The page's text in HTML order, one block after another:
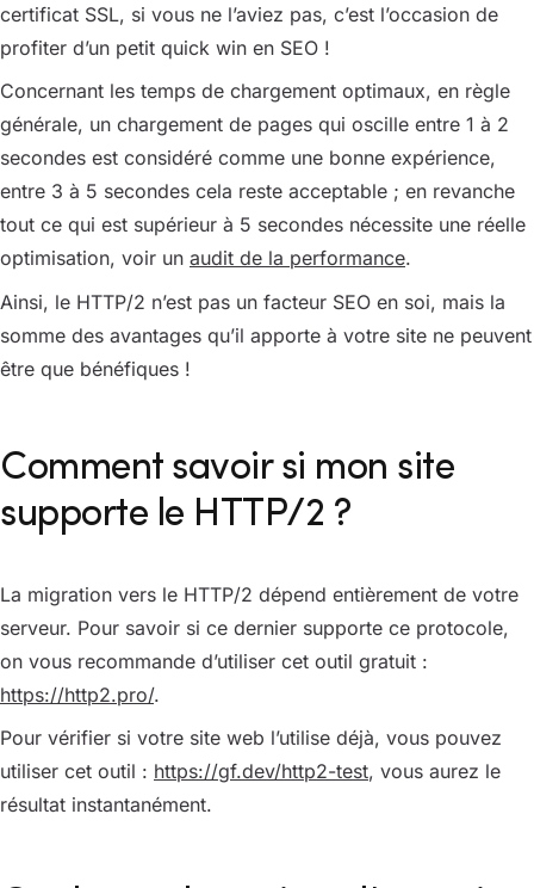
certificat SSL, si vous ne l’aviez pas, c’est l’occasion de
profiter d’un petit quick win en SEO !
Concernant les temps de chargement optimaux, en règle
générale, un chargement de pages qui oscille entre 1 à 2
secondes est considéré comme une bonne expérience,
entre 3 à 5 secondes cela reste acceptable ; en revanche
tout ce qui est supérieur à 5 secondes nécessite une réelle
optimisation, voir un audit de la performance.
Ainsi, le HTTP/2 n’est pas un facteur SEO en soi, mais la
somme des avantages qu’il apporte à votre site ne peuvent
être que bénéfiques !
Comment savoir si mon site
supporte le HTTP/2 ?
La migration vers le HTTP/2 dépend entièrement de votre
serveur. Pour savoir si ce dernier supporte ce protocole,
on vous recommande d’utiliser cet outil gratuit :
https://http2.pro/.
Pour vérifier si votre site web l’utilise déjà, vous pouvez
utiliser cet outil : https://gf.dev/http2-test, vous aurez le
résultat instantanément.